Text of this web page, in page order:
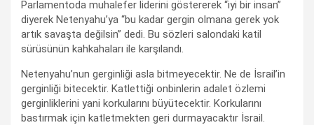
Parlamentoda muhalefer liderini göstererek “iyi bir insan”
diyerek Netenyahu’ya “bu kadar gergin olmana gerek yok
artık savaşta değilsin” dedi. Bu sözleri salondaki katil
sürüsünün kahkahaları ile karşılandı.
Netenyahu’nun gerginliği asla bitmeyecektir. Ne de İsrail’in
gerginliği bitecektir. Katlettiği onbinlerin adalet özlemi
gerginliklerini yani korkularını büyütecektir. Korkularını
bastırmak için katletmekten geri durmayacaktır İsrail.